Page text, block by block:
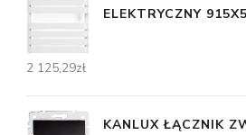
ELEKTRYCZNY
2 125,29zł
KANLUX ŁĄCZNIK